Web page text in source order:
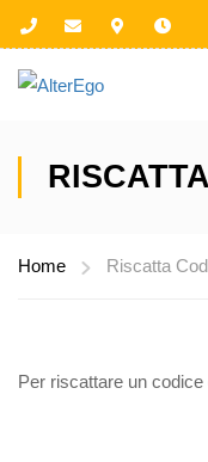
Home Riscatta
Per riscattare un codice